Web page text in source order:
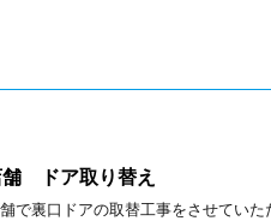
舗 ドア取り替え
で裏口ドアの取替工事をさせてい